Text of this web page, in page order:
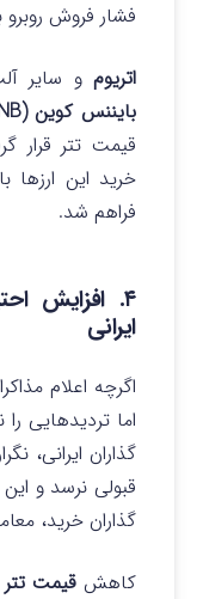
فشار فروش روبرو
اتریومو سایر
بایننس کوین (BNB)
قیمت تتر قرار
خرید این ارزها
فراهم شد.
۴. افزایش
ایرانی
اگرچه اعلام
اما تردیدهایی
گذاران ایرانی،
قبولی نرسد و
گذاران خرید،
کاهشقیمت تتر